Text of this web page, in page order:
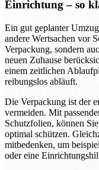
Einrichtung – so
Ein gut geplanter
andere Wertsachen vor
Verpackung, sondern
neuen Zuhause
einem zeitlichen
reibungslos abläuft.
Die Verpackung ist der
vermeiden. Mit
Schutzfolien, können
optimal schützen.
mitbedenken, um
oder eine